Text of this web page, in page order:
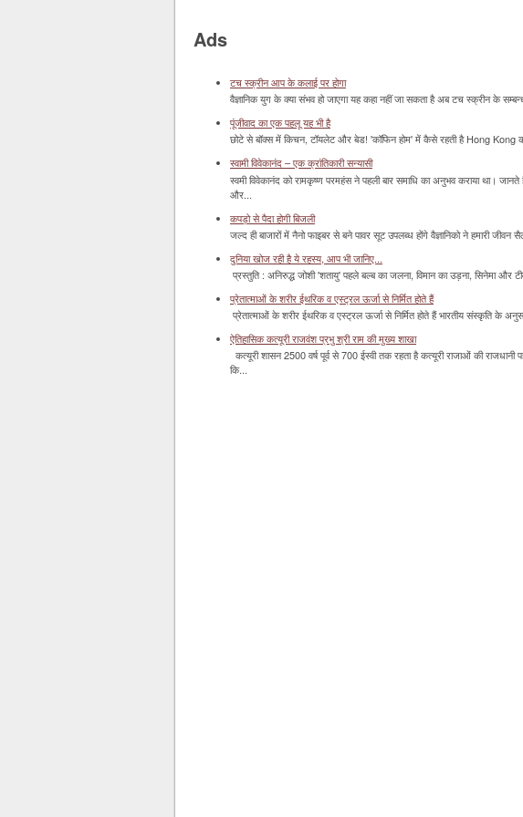
Ads
टच स्क्रीन आप के कलाई पर होगा
वैज्ञानिक युग के क्या संभव हो जाएगा यह कहा नहीं जा सकता है अब टच स्क्रीन के
पूंजीवाद का एक पहलू यह भी है
छोटे से बॉक्‍स में किचन, टॉयलेट और बेड! 'कॉफिन होम' में कैसे रहती है Hong Kong
स्वामी विवेकानंद – एक क्रांतिकारी सन्यासी
स्वमी विवेकानंद को रामकृष्ण परमहंस ने पहली बार समाधि का अनुभव कराया था।
और...
कपड़ो से पैदा होगी बिजली
जल्द ही बाजारों में नैनो फाइबर से बने पावर सूट उपलब्ध होंगे वैज्ञानिको ने हमारी
दुनिया खोज रही है ये रहस्य, आप भी जानिए...
प्रस्तुति : अनिरुद्ध जोशी 'शतायु' पहले बल्ब का जलना, विमान का उड़ना, सिनेमा और
प्रेतात्माओं के शरीर ईथरिक व एस्ट्रल ऊर्जा से निर्मित होते हैं
प्रेतात्माओं के शरीर ईथरिक व एस्ट्रल ऊर्जा से निर्मित होते हैं भारतीय संस्कृति के
ऐतिहासिक कत्यूरी राजवंश प्रभु श्री राम की मुख्य शाखा
कत्यूरी शासन 2500 वर्ष पूर्व से 700 ईस्वी तक रहता है कत्यूरी राजाओं की
कि...